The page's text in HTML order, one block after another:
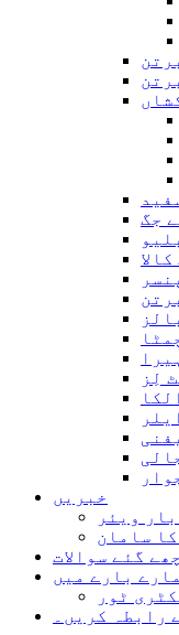
جگ
لِز
خبریں
ویئر
سامان
گئے سوالات
بارے میں
ٹور
رابطہ کریں۔